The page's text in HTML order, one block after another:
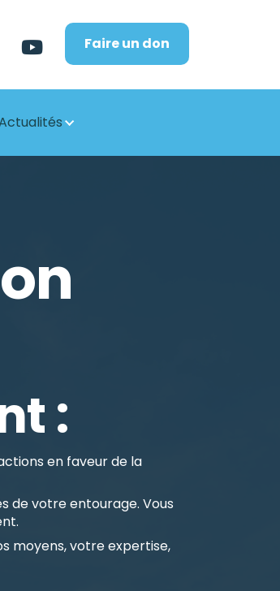
Faire un don
:
en faveur de la
de votre entourage. Vous
moyens, votre expertise,